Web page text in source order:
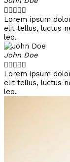

Lorem ipsum
elit tellus, luctus
leo.
John Doe

Lorem ipsum
elit tellus, luctus
leo.